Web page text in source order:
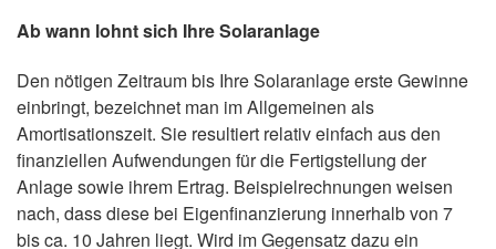
Ab wann lohnt sich Ihre Solaranlage
Den nötigen Zeitraum bis Ihre Solaranlage erste Gewinne
einbringt, bezeichnet man im Allgemeinen als
Amortisationszeit. Sie resultiert relativ einfach aus den
finanziellen Aufwendungen für die Fertigstellung der
Anlage sowie ihrem Ertrag. Beispielrechnungen weisen
nach, dass diese bei Eigenfinanzierung innerhalb von 7
bis ca. 10 Jahren liegt. Wird im Gegensatz dazu ein